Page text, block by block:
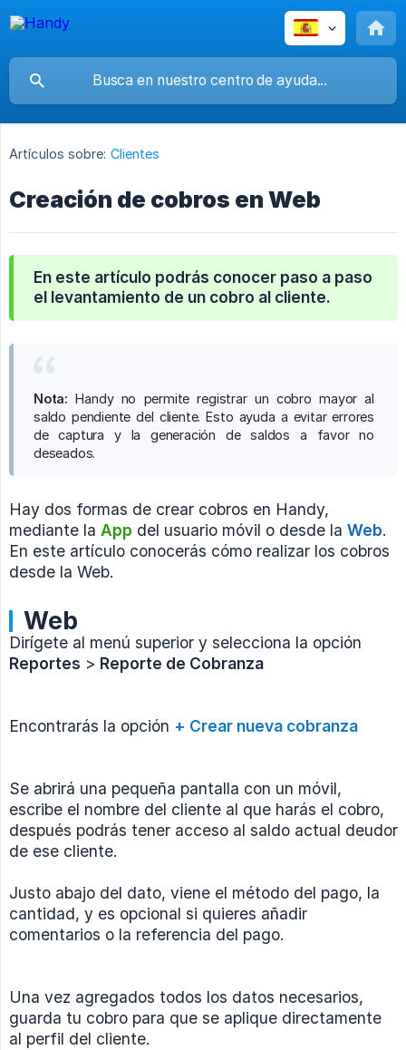
Artículos sobre: Clientes
Creación de cobros en Web
En este artículo podrás conocer paso a paso
el levantamiento de un cobro al cliente.
Nota: Handy no permite registrar un cobro mayor al
saldo pendiente del cliente. Esto ayuda a evitar errores
de captura y la generación de saldos a favor no
deseados.
Hay dos formas de crear cobros en Handy,
mediante la App del usuario móvil o desde la Web.
En este artículo conocerás cómo realizar los cobros
desde la Web.
Web
Dirígete al menú superior y selecciona la opción
Reportes > Reporte de Cobranza
Encontrarás la opción + Crear nueva cobranza
Se abrirá una pequeña pantalla con un móvil,
escribe el nombre del cliente al que harás el cobro,
después podrás tener acceso al saldo actual deudor
de ese cliente.
Justo abajo del dato, viene el método del pago, la
cantidad, y es opcional si quieres añadir
comentarios o la referencia del pago.
Una vez agregados todos los datos necesarios,
guarda tu cobro para que se aplique directamente
al perfil del cliente.